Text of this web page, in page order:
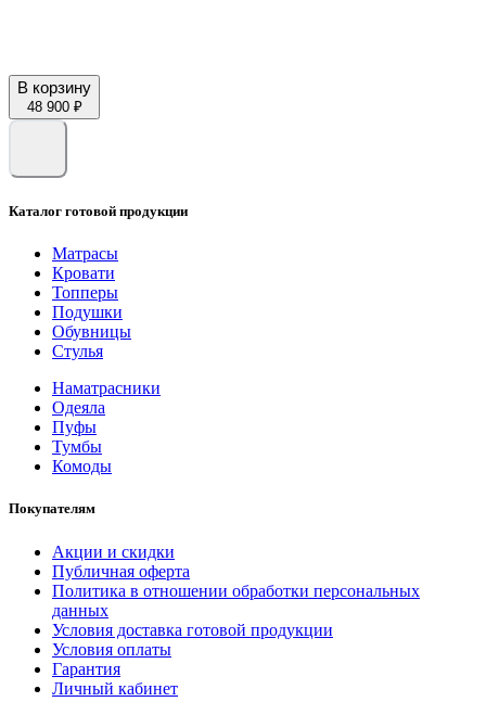
В корзину
48 900 ₽
Каталог готовой продукции
Матрасы
Кровати
Топперы
Подушки
Обувницы
Стулья
Наматрасники
Одеяла
Пуфы
Тумбы
Комоды
Покупателям
Акции и скидки
Публичная оферта
Политика в отношении обработки персональных
данных
Условия доставка готовой продукции
Условия оплаты
Гарантия
Личный кабинет